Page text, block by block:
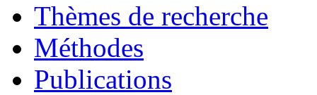
Thèmes de recherche
Méthodes
Publications